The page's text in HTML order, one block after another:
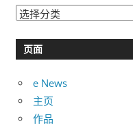
分
目页面
e News
主页
作品